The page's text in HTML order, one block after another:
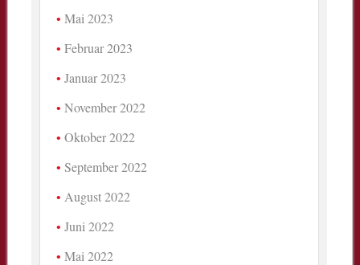
Mai 2023
Februar 2023
Januar 2023
November 2022
Oktober 2022
September 2022
August 2022
Juni 2022
Mai 2022